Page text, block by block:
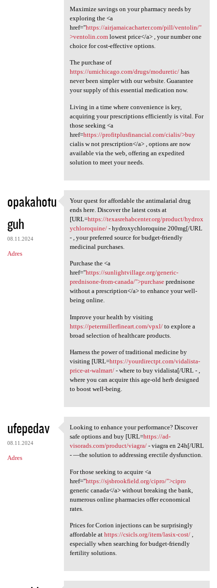
Maximize savings on your pharmacy needs by
exploring the <a
href="https://airjamaicacharter.com/pill/ventolin/"
>ventolin.comlowest price</a> , your number one
choice for cost-effective options.
The purchase of
https://umichicago.com/drugs/moduretic/has
never been simpler with our website. Guarantee
your supply of this essential medication now.
Living in a time where convenience is key,
acquiring your prescriptions efficiently is vital. For
those seeking <a
href=https://profitplusfinancial.com/cialis/>buy
cialis w not prescription</a> , options are now
available via the web, offering an expedited
solution to meet your needs.
opakahotu
guh
08.11.2024
Adres
Your quest for affordable the
Your quest for affordable the antimalarial drug
ends here. Discover the latest costs at
[URL=https://texasrehabcenter.org/product/hydrox
ychloroquine/- hydroxychloroquine 200mg[/URL
- , your preferred source for budget-friendly
medicinal purchases.
Purchase the <a
href="https://sunlightvillage.org/generic-
prednisone-from-canada/">purchaseprednisone
without a prescription</a> to enhance your well-
being online.
Improve your health by visiting
https://petermillerfineart.com/vpxl/to explore a
broad selection of healthcare products.
Harness the power of traditional medicine by
visiting [URL=https://yourdirectpt.com/vidalista-
price-at-walmart/- where to buy vidalista[/URL - ,
where you can acquire this age-old herb designed
to boost well-being.
ufepedav
08.11.2024
Adres
Looking to enhance your
Looking to enhance your performance? Discover
safe options and buy [URL=https://ad-
visorads.com/product/viagra/- viagra en 24h[/URL
- —the solution to addressing erectile dysfunction.
For those seeking to acquire <a
href="https://sjsbrookfield.org/cipro/">cipro
generic canada</a> without breaking the bank,
numerous online pharmacies offer economical
rates.
Prices for Corion injections can be surprisingly
affordable at https://csicls.org/item/lasix-cost/,
especially when searching for budget-friendly
fertility solutions.